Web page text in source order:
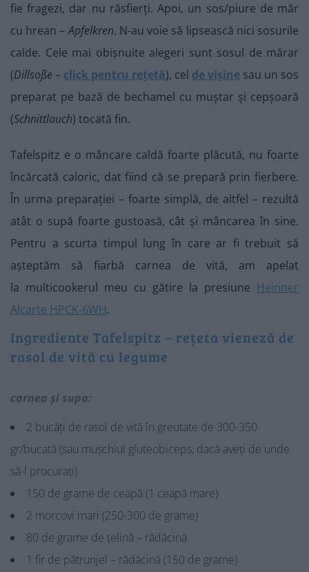
fie fragezi, dar nu răsfierți. Apoi, un sos/piure de măr
cu hrean –Apfelkren. N-au voie să lipsească nici sosurile
calde. Cele mai obișnuite alegeri sunt sosul de mărar
(Dillsoße – click pentru rețetă), cel de vișine sau un sos
preparat pe bază de bechamel cu muștar și cepșoară
(Schnittlauch) tocată fin.
Tafelspitz e o mâncare caldă foarte plăcută, nu foarte
încărcată caloric, dat fiind că se prepară prin fierbere.
În urma preparației – foarte simplă, de altfel – rezultă
atât o supă foarte gustoasă, cât și mâncarea în sine.
Pentru a scurta timpul lung în care ar fi trebuit să
așteptăm să fiarbă carnea de vită, am apelat
la multicookerul meu cu gătire la presiune Heinner
Alcarte HPCK-6WH.
Ingrediente Tafelspitz – rețeta vieneză de
rasol de vită cu legume
carnea și supa:
2 bucăți de rasol de vită în greutate de 300-350
gr/bucată (sau mușchiul gluteobiceps, dacă aveți de unde
să-l procurați)
150 de grame de ceapă (1 ceapă mare)
2 morcovi mari (250-300 de grame)
80 de grame de țelină – rădăcină
1 fir de pătrunjel – rădăcină (150 de grame)